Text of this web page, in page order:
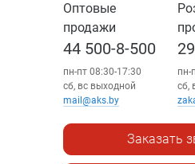
Оптовые
продажи
44 500-8-500
пн-пт 08:30-17:30
сб, вс выходной
mail@aks.by
пн-
сб,
Заказать